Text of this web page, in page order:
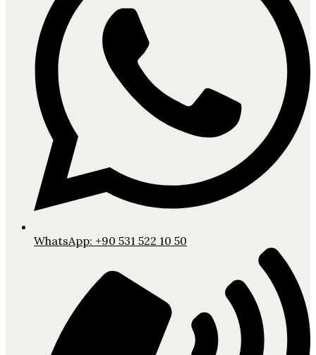
WhatsApp: +90 531 522 10 50